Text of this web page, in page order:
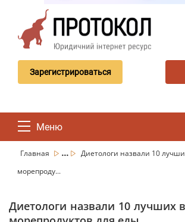
Зарегистрироваться
Меню
Главная ...
Диетологи назвали 10
морепроду...
Диетологи назвали 10 лучших